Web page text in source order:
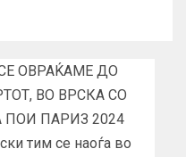
ОВРАЌАМЕ ДО
ВО ВРСКА СО
ПАРИЗ 2024
тим се наоѓа во